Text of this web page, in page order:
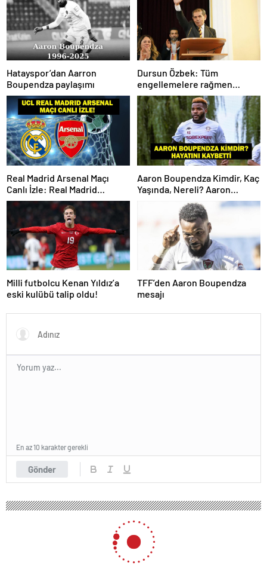
Hatayspor’dan Aarron
Boupendza paylaşımı
Dursun Özbek: Tüm
engellemelere rağmen
hedefimize ilerliyoruz
Real Madrid Arsenal Maçı
Canlı İzle: Real Madrid
Arsenal Maçı Hangi Kanalda?
Real Madrid Arsenal Maçı Ne
Zaman, Saat Kaçta? İşte Maç
Kadrosu
Aaron Boupendza Kimdir, Kaç
Yaşında, Nereli? Aaron
Boupendza neden öldü?
Süper Lig’in eski gol kralı
hayatını kaybetti!
Milli futbolcu Kenan Yıldız’a
eski kulübü talip oldu!
TFF’den Aaron Boupendza
mesajı
Gönder
En az 10 karakter gerekli